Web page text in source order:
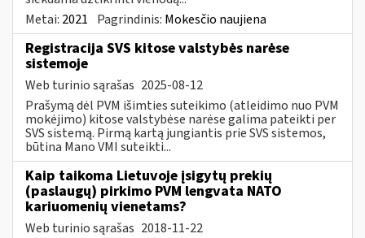
Metai: 2021 Pagrindinis: Mokesčio naujiena
Registracija SVS kitose valstybės narėse
sistemoje
Web turinio sąrašas 2025-08-12
Prašymą dėl PVM išimties suteikimo (atleidimo nuo PVM
mokėjimo) kitose valstybėse narėse galima pateikti per
SVS sistemą. Pirmą kartą jungiantis prie SVS sistemos,
būtina Mano VMI suteikti...
Kaip taikoma Lietuvoje įsigytų prekių
(paslaugų) pirkimo PVM lengvata NATO
kariuomenių vienetams?
Web turinio sąrašas 2018-11-22